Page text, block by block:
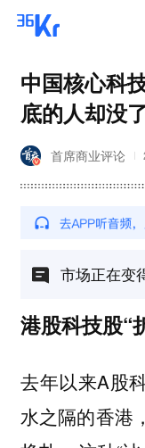
中国核心科
底的人却没
首席商业评论
市场正在变
港股科技股“
去年以来A股
水之隔的香港